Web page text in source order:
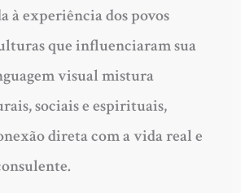
à experiência dos povos
que influenciaram sua
visual mistura
sociais e espirituais,
direta com a vida real e